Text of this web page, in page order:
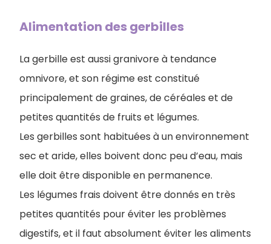
Alimentation des gerbilles
La gerbille est aussi granivore à tendance
omnivore, et son régime est constitué
principalement de graines, de céréales et de
petites quantités de fruits et légumes.
Les gerbilles sont habituées à un environnement
sec et aride, elles boivent donc peu d’eau, mais
elle doit être disponible en permanence.
Les légumes frais doivent être donnés en très
petites quantités pour éviter les problèmes
digestifs, et il faut absolument éviter les aliments